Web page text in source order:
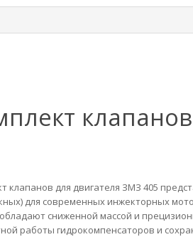
клапанов для двигателя ЗМЗ 405
для современных инжекторных
сниженной массой и
работы гидрокомпенсаторов и